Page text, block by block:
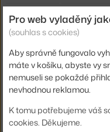
Materiál:
chromovaná
Stohovatelné:
ne
Sedák:
plast
Podnož:
kov
Kód produktu
HAY-AC124-
Pro web vyladěný
(souhlas s cookies)
Aby správně fungovalo
máte v košíku, abyste vy
nemuseli se pokaždé
nevhodnou reklamou.
K tomu potřebujeme váš
cookies. Děkujeme.